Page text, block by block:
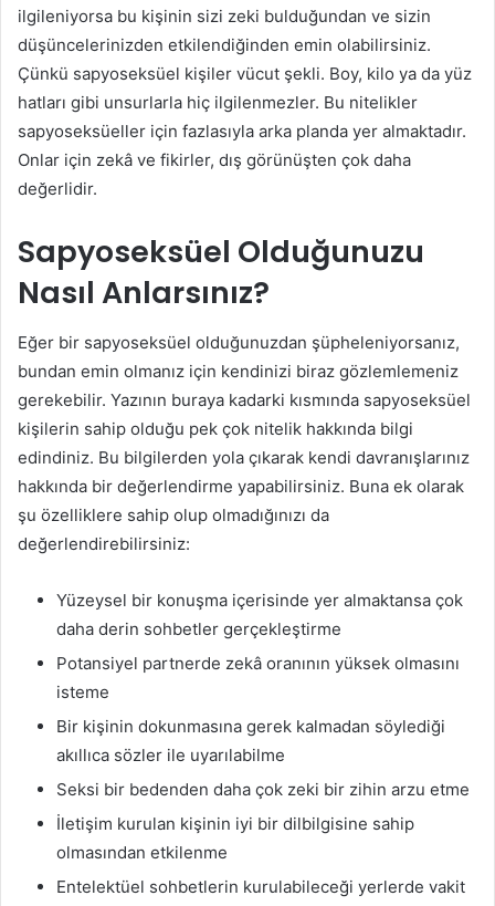
ilgileniyorsa bu kişinin sizi zeki bulduğundan ve sizin
düşüncelerinizden etkilendiğinden emin olabilirsiniz.
Çünkü sapyoseksüel kişiler vücut şekli. Boy, kilo ya da yüz
hatları gibi unsurlarla hiç ilgilenmezler. Bu nitelikler
sapyoseksüeller için fazlasıyla arka planda yer almaktadır.
Onlar için zekâ ve fikirler, dış görünüşten çok daha
değerlidir.
Sapyoseksüel Olduğunuzu
Nasıl Anlarsınız?
Eğer bir sapyoseksüel olduğunuzdan şüpheleniyorsanız,
bundan emin olmanız için kendinizi biraz gözlemlemeniz
gerekebilir. Yazının buraya kadarki kısmında sapyoseksüel
kişilerin sahip olduğu pek çok nitelik hakkında bilgi
edindiniz. Bu bilgilerden yola çıkarak kendi davranışlarınız
hakkında bir değerlendirme yapabilirsiniz. Buna ek olarak
şu özelliklere sahip olup olmadığınızı da
değerlendirebilirsiniz:
Yüzeysel bir konuşma içerisinde yer almaktansa çok
daha derin sohbetler gerçekleştirme
Potansiyel partnerde zekâ oranının yüksek olmasını
isteme
Bir kişinin dokunmasına gerek kalmadan söylediği
akıllıca sözler ile uyarılabilme
Seksi bir bedenden daha çok zeki bir zihin arzu etme
İletişim kurulan kişinin iyi bir dilbilgisine sahip
olmasından etkilenme
Entelektüel sohbetlerin kurulabileceği yerlerde vakit